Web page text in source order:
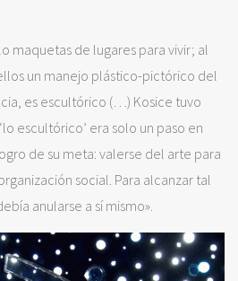
maquetas de lugares para vivir; al
un manejo plástico-pictórico del
es escultórico (…) Kosice tuvo
escultórico’ era solo un paso en
de su meta: valerse del arte para
social. Para alcanzar tal
anularse a sí mismo».